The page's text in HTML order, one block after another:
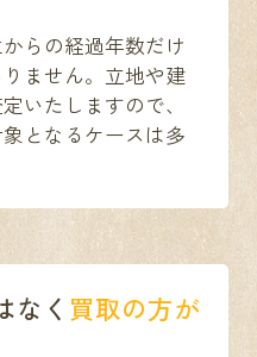
らの経過年数だけ
ません。立地や建
いたしますので、
となるケースは多
なく 買取の方が